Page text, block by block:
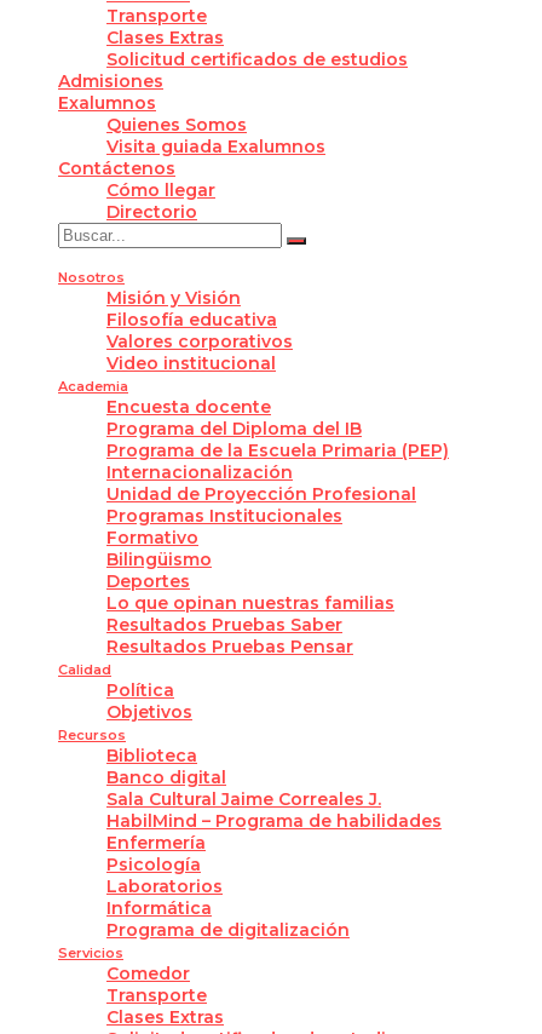
Transporte
Clases Extras
Solicitud certificados de estudios
Admisiones
Exalumnos
Quienes Somos
Visita guiada Exalumnos
Contáctenos
Cómo llegar
Directorio
Nosotros
Misión y Visión
Filosofía educativa
Valores corporativos
Video institucional
Academia
Encuesta docente
Programa del Diploma del IB
Programa de la Escuela Primaria (PEP)
Internacionalización
Unidad de Proyección Profesional
Programas Institucionales
Formativo
Bilingüismo
Deportes
Lo que opinan nuestras familias
Resultados Pruebas Saber
Resultados Pruebas Pensar
Calidad
Política
Objetivos
Recursos
Biblioteca
Banco digital
Sala Cultural Jaime Correales J.
HabilMind – Programa de habilidades
Enfermería
Psicología
Laboratorios
Informática
Programa de digitalización
Servicios
Comedor
Transporte
Clases Extras